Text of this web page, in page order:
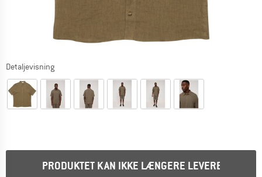
Detaljevisning
PRODUKTET KAN IKKE LÆNGERE LEVERES